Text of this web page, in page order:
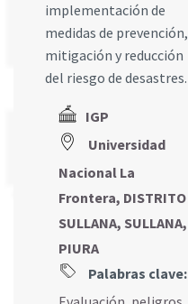
implementación de
medidas de prevención,
mitigación y reducción
del riesgo de desastres.
IGP
Universidad
Nacional La
Frontera, DISTRITO
SULLANA, SULLANA,
PIURA
Palabras clave: